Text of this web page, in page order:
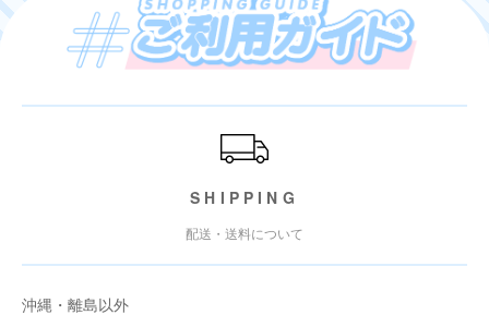
SHIPPING
配送・送料について
沖縄・離島以外